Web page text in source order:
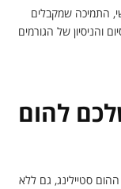
התמיכה שמקבלים
והניסיון של הגורמים
להום
סטיילינג, גם ללא